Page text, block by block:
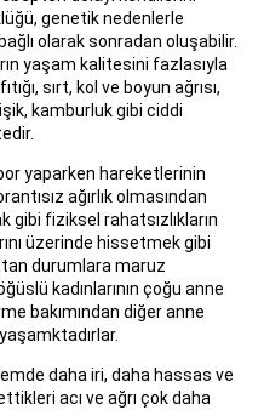
genetik nedenlerle
olarak sonradan oluşabilir.
yaşam kalitesini fazlasıyla
sırt, kol ve boyun ağrısı,
kamburluk gibi ciddi
yaparken hareketlerinin
ağırlık olmasından
gibi fiziksel rahatsızlıkların
üzerinde hissetmek gibi
durumlara maruz
kadınlarının çoğu anne
bakımından diğer anne
daha iri, daha hassas ve
acı ve ağrı çok daha